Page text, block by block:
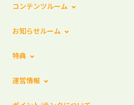
コンテンツルーム
お知らせルーム
特典
運営情報